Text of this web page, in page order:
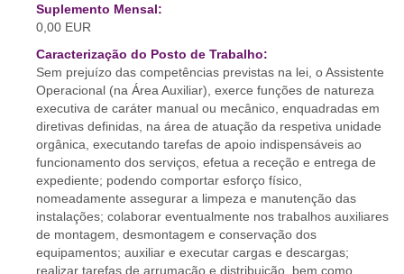
Suplemento Mensal:
0,00 EUR
Caracterização do Posto de Trabalho:
Sem prejuízo das competências previstas na lei, o Assistente
Operacional (na Área Auxiliar), exerce funções de natureza
executiva de caráter manual ou mecânico, enquadradas em
diretivas definidas, na área de atuação da respetiva unidade
orgânica, executando tarefas de apoio indispensáveis ao
funcionamento dos serviços, efetua a receção e entrega de
expediente; podendo comportar esforço físico,
nomeadamente assegurar a limpeza e manutenção das
instalações; colaborar eventualmente nos trabalhos auxiliares
de montagem, desmontagem e conservação dos
equipamentos; auxiliar e executar cargas e descargas;
realizar tarefas de arrumação e distribuição, bem como